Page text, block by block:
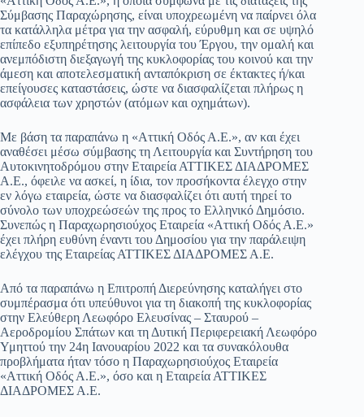
Σύμβασης Παραχώρησης, είναι υποχρεωμένη να παίρνει όλα
τα κατάλληλα μέτρα για την ασφαλή, εύρυθμη και σε υψηλό
επίπεδο εξυπηρέτησης λειτουργία του Έργου, την ομαλή και
ανεμπόδιστη διεξαγωγή της κυκλοφορίας του κοινού και την
άμεση και αποτελεσματική ανταπόκριση σε έκτακτες ή/και
επείγουσες καταστάσεις, ώστε να διασφαλίζεται πλήρως η
ασφάλεια των χρηστών (ατόμων και οχημάτων).
Με βάση τα παραπάνω η «Αττική Οδός Α.Ε.», αν και έχει
αναθέσει μέσω σύμβασης τη Λειτουργία και Συντήρηση του
Αυτοκινητοδρόμου στην Εταιρεία ΑΤΤΙΚΕΣ ΔΙΑΔΡΟΜΕΣ
Α.Ε., όφειλε να ασκεί, η ίδια, τον προσήκοντα έλεγχο στην
εν λόγω εταιρεία, ώστε να διασφαλίζει ότι αυτή τηρεί το
σύνολο των υποχρεώσεών της προς το Ελληνικό Δημόσιο.
Συνεπώς η Παραχωρησιούχος Εταιρεία «Αττική Οδός Α.Ε.»
έχει πλήρη ευθύνη έναντι του Δημοσίου για την παράλειψη
ελέγχου της Εταιρείας ΑΤΤΙΚΕΣ ΔΙΑΔΡΟΜΕΣ Α.Ε.
Από τα παραπάνω η Επιτροπή Διερεύνησης καταλήγει στο
συμπέρασμα ότι υπεύθυνοι για τη διακοπή της κυκλοφορίας
στην Ελεύθερη Λεωφόρο Ελευσίνας – Σταυρού –
Αεροδρομίου Σπάτων και τη Δυτική Περιφερειακή Λεωφόρο
Υμηττού την 24η Ιανουαρίου 2022 και τα συνακόλουθα
προβλήματα ήταν τόσο η Παραχωρησιούχος Εταιρεία
«Αττική Οδός Α.Ε.», όσο και η Εταιρεία ΑΤΤΙΚΕΣ
ΔΙΑΔΡΟΜΕΣ Α.Ε.